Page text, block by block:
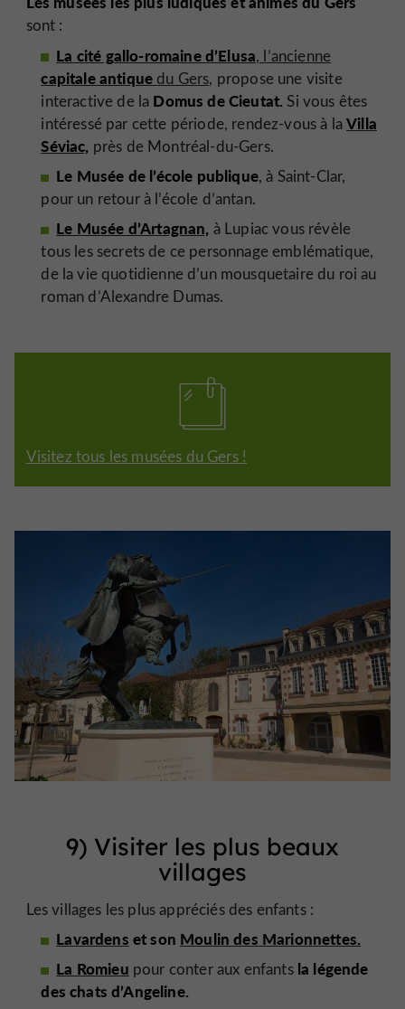
sont :
La cité gallo-romaine d’Elusa, l’ancienne
capitale antique du Gers, propose une visite
interactive de la Domus de Cieutat. Si vous êtes
intéressé par cette période, rendez-vous à laVilla
Séviac, près de Montréal-du-Gers.
Le Musée de l’école publique, à Saint-Clar,
pour un retour à l’école d’antan.
Le Musée d’Artagnan, à Lupiac vous révèle
tous les secrets de ce personnage emblématique,
de la vie quotidienne d’un mousquetaire du roi au
roman d’Alexandre Dumas.
Visitez tous les musées du Gers !
9) Visiter les plus beaux
villages
Les villages les plus appréciés des enfants :
Lavardens et son Moulin des Marionnettes.
La Romieu pour conter aux enfantsla légende
des chats d’Angeline.